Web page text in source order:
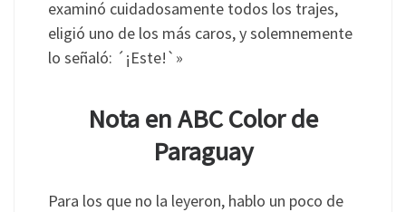
examinó cuidadosamente todos los trajes,
eligió uno de los más caros, y solemnemente
lo señaló: ´¡Este!`»
Nota en ABC Color de
Paraguay
Para los que no la leyeron, hablo un poco de